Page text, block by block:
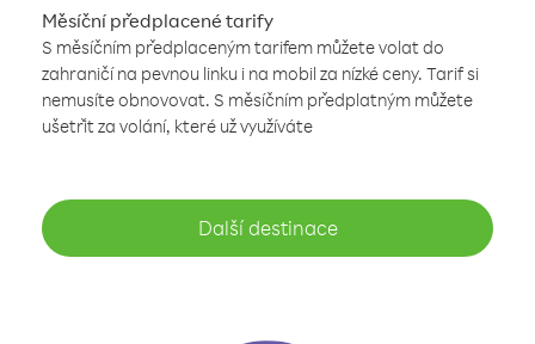
Měsíční předplacené tarify
S měsíčním předplaceným tarifem můžete volat do
zahraničí na pevnou linku i na mobil za nízké ceny. Tarif si
nemusíte obnovovat. S měsíčním předplatným můžete
ušetřit za volání, které už využíváte
Další destinace